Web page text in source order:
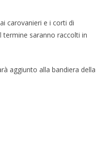
carovanieri e i corti di
ter­mine sa­ranno raccolti in
aggiunto alla bandiera della